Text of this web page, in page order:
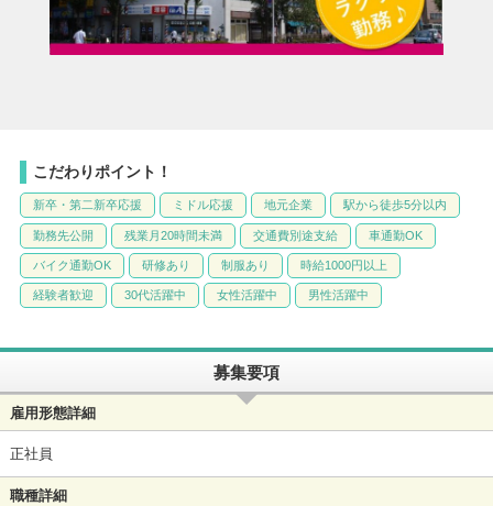
こだわりポイント！
新卒・第二新卒応援 ミドル応援 地元企業 駅から徒歩5分以内
勤務先公開 残業月20時間未満 交通費別途支給 車通勤OK
バイク通勤OK 研修あり 制服あり 時給1000円以上
経験者歓迎 30代活躍中 女性活躍中 男性活躍中
募集要項
雇用形態詳細
正社員
職種詳細